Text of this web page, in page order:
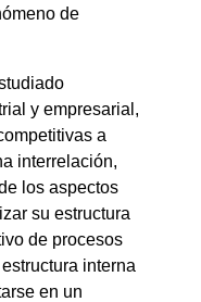
de
y empresarial,
a
interrelación,
los aspectos
su estructura
de procesos
interna
en un